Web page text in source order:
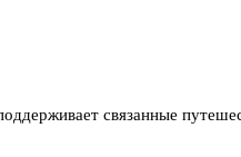
связанные